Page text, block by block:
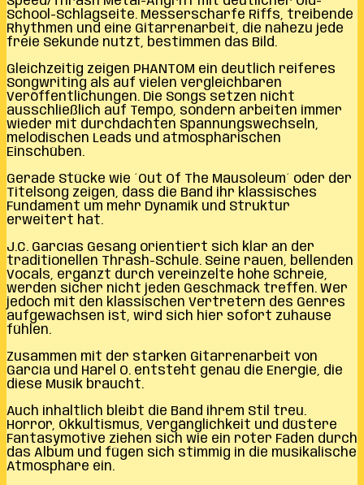
School-Schlagseite. Messerscharfe Riffs, treibende
Rhythmen und eine Gitarrenarbeit, die nahezu jede
freie Sekunde nutzt, bestimmen das Bild.
Gleichzeitig zeigen PHANTOM ein deutlich reiferes
Songwriting als auf vielen vergleichbaren
Veröffentlichungen. Die Songs setzen nicht
ausschließlich auf Tempo, sondern arbeiten immer
wieder mit durchdachten Spannungswechseln,
melodischen Leads und atmosphärischen
Einschüben.
Gerade Stücke wie ´Out Of The Mausoleum´ oder der
Titelsong zeigen, dass die Band ihr klassisches
Fundament um mehr Dynamik und Struktur
erweitert hat.
J.C. Garcías Gesang orientiert sich klar an der
traditionellen Thrash-Schule. Seine rauen, bellenden
Vocals, ergänzt durch vereinzelte hohe Schreie,
werden sicher nicht jeden Geschmack treffen. Wer
jedoch mit den klassischen Vertretern des Genres
aufgewachsen ist, wird sich hier sofort zuhause
fühlen.
Zusammen mit der starken Gitarrenarbeit von
García und Harel O. entsteht genau die Energie, die
diese Musik braucht.
Auch inhaltlich bleibt die Band ihrem Stil treu.
Horror, Okkultismus, Vergänglichkeit und düstere
Fantasymotive ziehen sich wie ein roter Faden durch
das Album und fügen sich stimmig in die musikalische
Atmosphäre ein.